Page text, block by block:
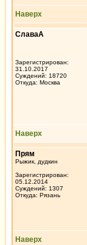
Наверх
СлаваА
Зарегистрирован:
31.10.2017
Суждений: 18720
Откуда: Москва
Наверх
Прям
Рыжик, дудкин
Зарегистрирован:
05.12.2014
Суждений: 1307
Откуда: Рязань
Наверх